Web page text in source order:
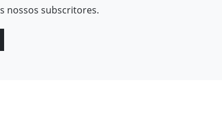
nossos subscritores.